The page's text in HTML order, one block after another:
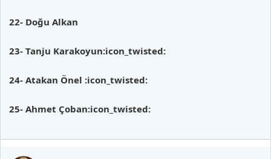
22- Doğu Alkan
23- Tanju Karakoyun:icon_twisted:
24- Atakan Önel :icon_twisted:
25- Ahmet Çoban:icon_twisted: